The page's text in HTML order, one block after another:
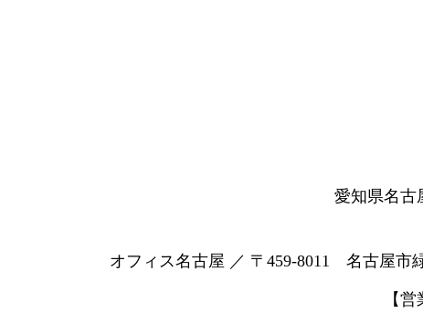
愛知県名古
オフィス名古屋 ／ 〒459-8011 名古屋市
【